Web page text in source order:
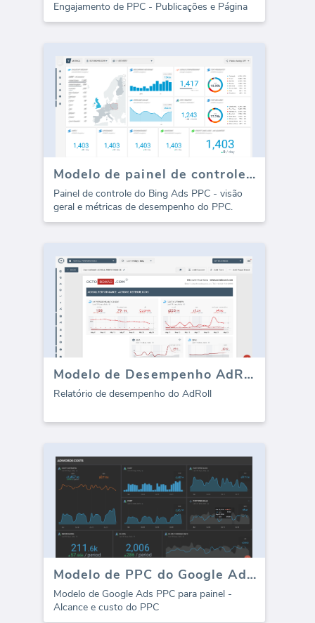
Engajamento de PPC - Publicações e Página
Modelo de painel de controle do Bing Ads PPC
Painel de controle do Bing Ads PPC - visão
geral e métricas de desempenho do PPC.
Modelo de Desempenho AdRoll (Relatório)
Relatório de desempenho do AdRoll
Modelo de PPC do Google Ads - Custo
Modelo de Google Ads PPC para painel -
Alcance e custo do PPC